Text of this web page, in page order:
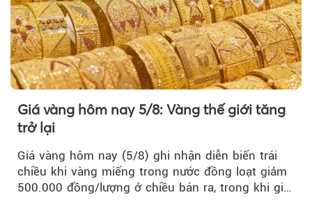
Giá vàng hôm nay 5/8: Vàng thế giới tăng
trở lại
Giá vàng hôm nay (5/8) ghi nhận diễn biến trái
chiều khi vàng miếng trong nước đồng loạt giảm
500.000 đồng/lượng ở chiều bán ra, trong khi giá